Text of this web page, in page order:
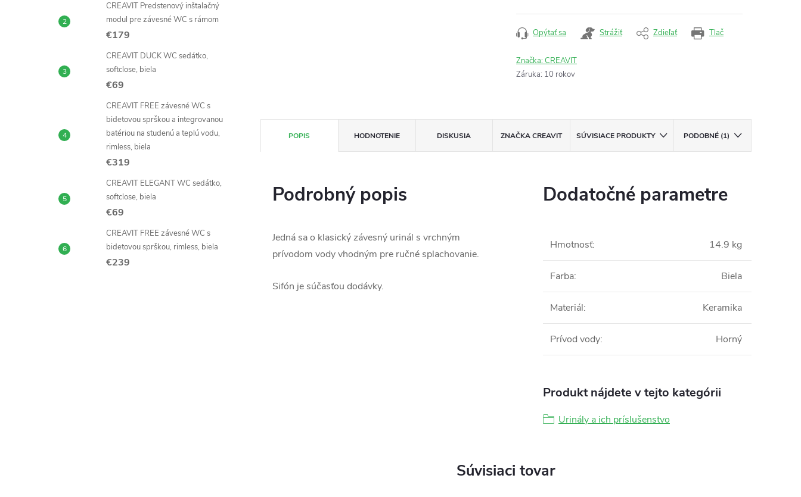
CREAVIT Predstenový inštalačný
modul pre závesné WC s rámom
€179
CREAVIT DUCK WC sedátko,
softclose, biela
€69
CREAVIT FREE závesné WC s
bidetovou sprškou a integrovanou
batériou na studenú a teplú vodu,
rimless, biela
€319
CREAVIT ELEGANT WC sedátko,
softclose, biela
€69
CREAVIT FREE závesné WC s
bidetovou sprškou, rimless, biela
€239
Tlač
Opýtať sa Strážiť Zdieľať
Značka:CREAVIT
Záruka: 10 rokov
POPIS HODNOTENIE DISKUSIA ZNAČKACREAVIT SÚVISIACE PRODUKTY PODOBNÉ (1)
Podrobný popis
Jedná sa o klasický závesný urinál s vrchným
prívodom vody vhodným pre ručné splachovanie.
Sifón je súčasťou dodávky.
Dodatočné parametre
Hmotnosť: 14.9 kg
Farba: Biela
Materiál: Keramika
Prívod vody: Horný
Produkt nájdete v tejto kategórii
Urinály a ich príslušenstvo
Súvisiaci tovar